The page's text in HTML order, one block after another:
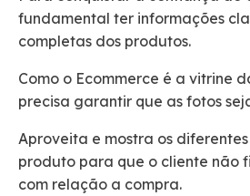
fundamental ter informações
completas dos produtos.
Como o Ecommerce é a vitrine
precisa garantir que as fotos
Aproveita e mostra os
produto para que o cliente não
com relação a compra.